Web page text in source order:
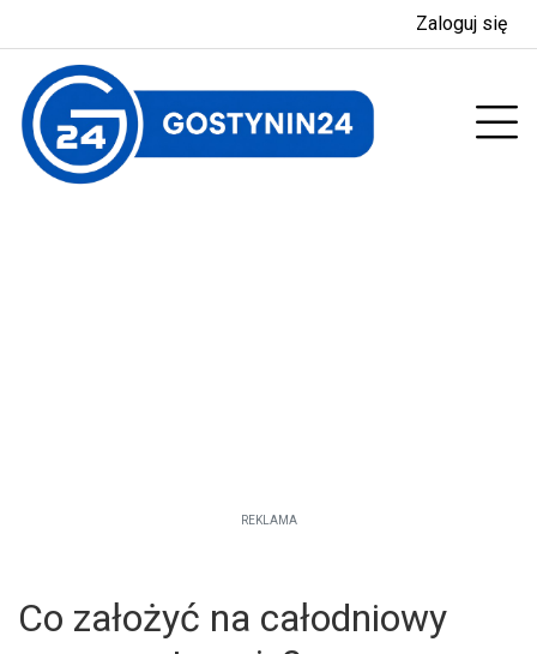
Zaloguj się
REKLAMA
Co założyć na całodniowy